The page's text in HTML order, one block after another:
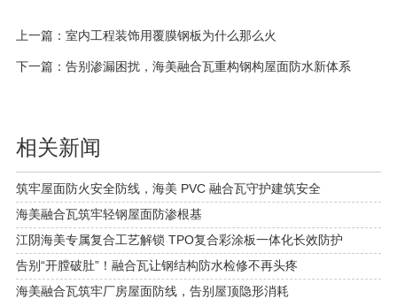
上一篇： 室内工程装饰用覆膜钢板为什么那么火
下一篇： 告别渗漏困扰，海美融合瓦重构钢构屋面防水新体系
相关新闻
筑牢屋面防火安全防线，海美 PVC 融合瓦守护建筑安全
海美融合瓦筑牢轻钢屋面防渗根基
江阴海美专属复合工艺解锁 TPO复合彩涂板一体化长效防护
告别“开膛破肚”！融合瓦让钢结构防水检修不再头疼
海美融合瓦筑牢厂房屋面防线，告别屋顶隐形消耗